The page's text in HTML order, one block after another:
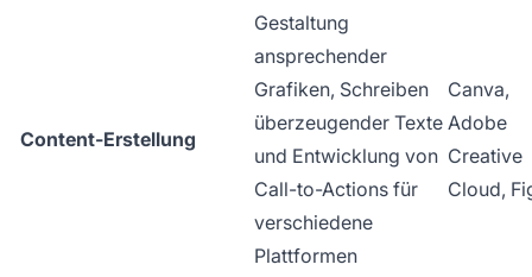
Content-Erstellung
Gestaltung
ansprechender
Grafiken, Schreiben
überzeugender Texte
und Entwicklung von
Call-to-Actions für
verschiedene
Plattformen
Canva,
Adobe
Creative
Cloud,